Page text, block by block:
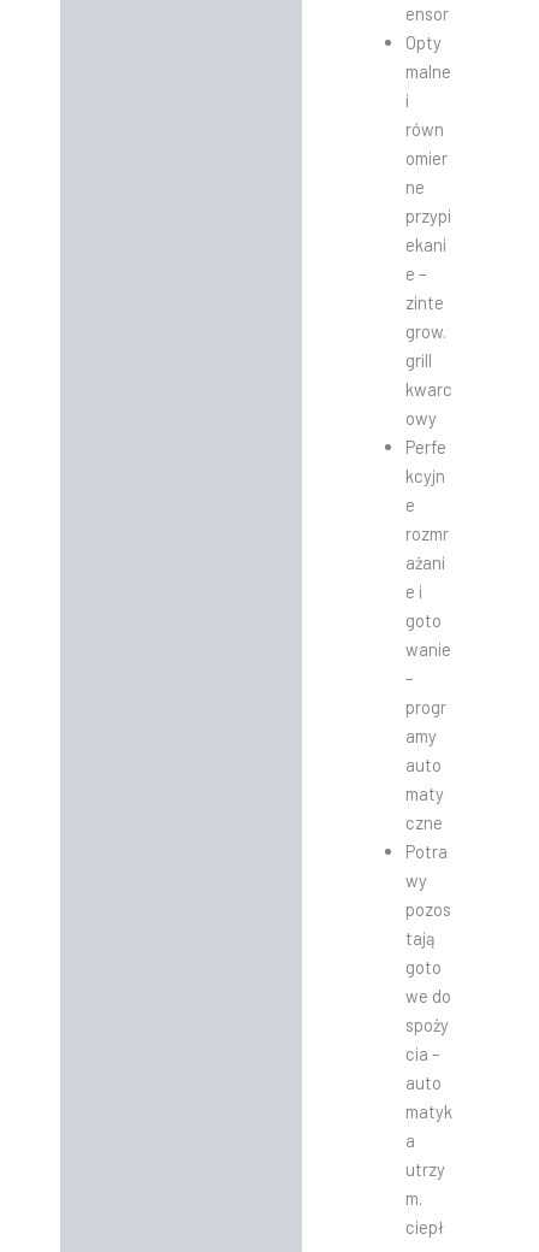
ensor
Opty
malne
i
równ
omier
ne
przypi
ekani
e –
zinte
grow.
grill
kwarc
owy
Perfe
kcyjn
e
rozmr
ażani
e i
goto
wanie
–
progr
amy
auto
maty
czne
Potra
wy
pozos
tają
goto
we do
spoży
cia –
auto
matyk
a
utrzy
m.
ciepł